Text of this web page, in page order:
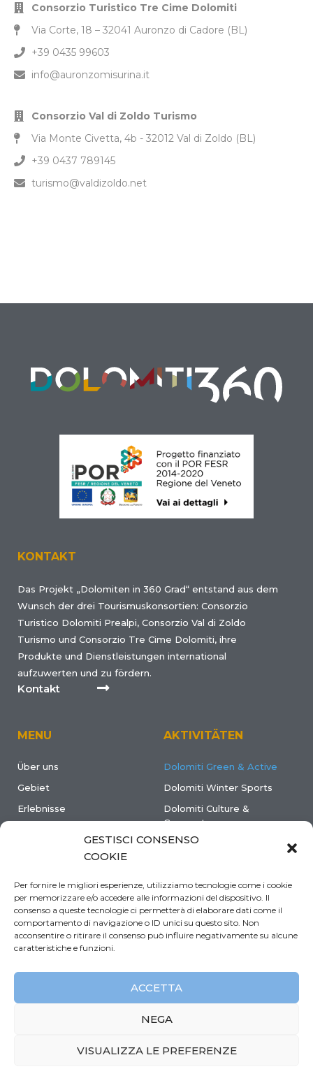
GESTISCI CONSENSO
COOKIE
Per fornire le migliori esperienze, utilizziamo tecnologie come i cookie
per memorizzare e/o accedere alle informazioni del dispositivo. Il
consenso a queste tecnologie ci permetterà di elaborare dati come il
comportamento di navigazione o ID unici su questo sito. Non
acconsentire o ritirare il consenso può influire negativamente su alcune
caratteristiche e funzioni.
ACCETTA
NEGA
VISUALIZZA LE PREFERENZE
Consorzio Turistico Tre Cime Dolomiti
Via Corte, 18 – 32041 Auronzo di Cadore (BL)
+39 0435 99603
info@auronzomisurina.it
Consorzio Val di Zoldo Turismo
Via Monte Civetta, 4b - 32012 Val di Zoldo (BL)
+39 0437 789145
turismo@valdizoldo.net
KONTAKT
Das Projekt „Dolomiten in 360 Grad“ entstand aus dem
Wunsch der drei Tourismuskonsortien: Consorzio
Turistico Dolomiti Prealpi, Consorzio Val di Zoldo
Turismo und Consorzio Tre Cime Dolomiti, ihre
Produkte und Dienstleistungen international
aufzuwerten und zu fördern.
Kontakt
MENU
Über uns
Gebiet
Erlebnisse
Praktische info
Ereignisse & Nachrichten
Kontakt
AKTIVITÄTEN
Dolomiti Green & Active
Dolomiti Winter Sports
Dolomiti Culture &
Gourmet
© 2022 Dolomiti 360 - P.iva 01127060257 | Made byLarin&DMS
Feratel media technologies
Privacy Policy